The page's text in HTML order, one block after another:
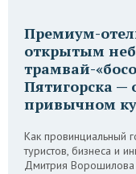
Премиум-
открытым
трамвай-
Пятигорска —
привычном
Как провинциальный
туристов, бизнеса и
Дмитрия Ворошилова